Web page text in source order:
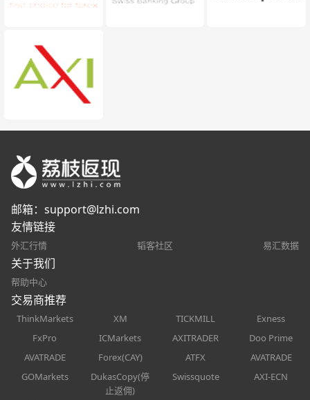
邮箱： support@lzhi.com
友情链接
外汇行情 韬客社区 易汇数据
关于我们
帮助中心
交易商推荐
ThinkMarkets XM TICKMILL
Exness
FxPro
ICMarkets AXITRADER
Doo Prime
AVATRADE
Forex(CAY) ATFX
AVATRADE
GOMarkets
DukasCopy(停
止返佣)
Swissquote AXI-ECN